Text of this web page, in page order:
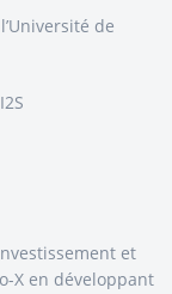
de
et
X en développant